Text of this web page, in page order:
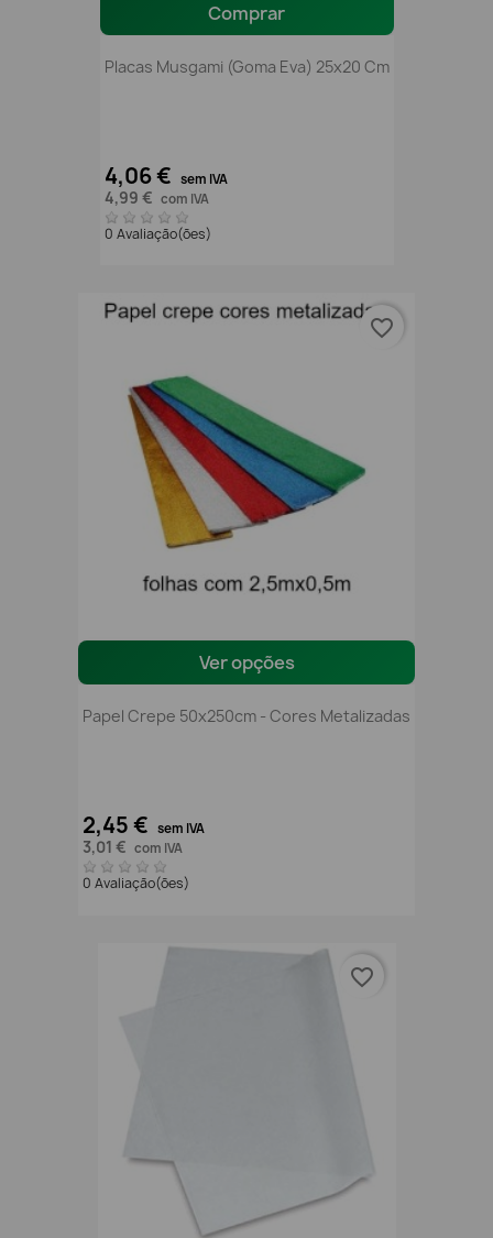
Comprar
Placas Musgami (Goma Eva) 25x20 Cm
4,06 € sem IVA
4,99 € com IVA
0 Avaliação(ões)
Ver opções
Papel Crepe 50x250cm - Cores Metalizadas
2,45 € sem IVA
3,01 € com IVA
0 Avaliação(ões)
favorite_border
favorite_border